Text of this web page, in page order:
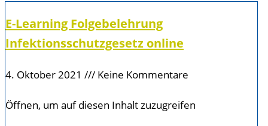
E-Learning Folgebelehrung
Infektionsschutzgesetz online
4. Oktober 2021 Keine Kommentare
Öffnen, um auf diesen Inhalt zuzugreifen